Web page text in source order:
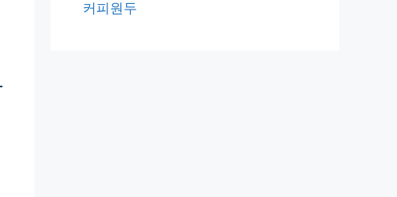
커피원두